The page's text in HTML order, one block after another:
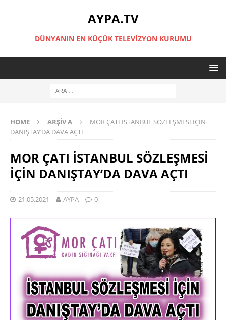
AYPA.TV
DÜNYANIN EN KÜÇÜK TELEVIZYON KURUMU
HOME ARŞIV A
MOR ÇATI İSTANBUL SÖZLEŞMESİ İÇİN
DANIŞTAY’DA DAVA AÇTI
MOR ÇATI İSTANBUL SÖZLEŞMESİ
İÇİN DANIŞTAY’DA DAVA AÇTI
21.05.2021 AYPA 0